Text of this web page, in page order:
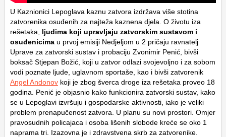
U Kaznionici Lepoglava kaznu zatvora izdržava više stotina
zatvorenika osuđenih za najteža kaznena djela. O životu iza
rešetaka,
ljudima koji upravljaju zatvorskim sustavom i
osuđenicima u prvoj emisiji Nedjeljom u 2 pričaju ravnatelj
Uprave za zatvorski sustav i probaciju Zvonimir Penić, bivši
boksač Stjepan Božić, koji u zatvor odlazi svojevoljno i za sobom
vodi poznate ljude, uglavnom sportaše, kao i bivši zatvorenik
Angel Andonov koji je zbog šverca droge iza rešetaka proveo 18
godina. Penić je objasnio kako funkcionira zatvorski sustav, kako
se u Lepoglavi izvršuju i gospodarske aktivnosti, iako je veliki
problem prenapučenost zatvora. U planu su novi prostori. Omjer
pravosudnih policajaca i osoba lišenih slobode kreće se oko 1
naprama tri. Izazovna je i zdravstvena skrb za zatvorenike.